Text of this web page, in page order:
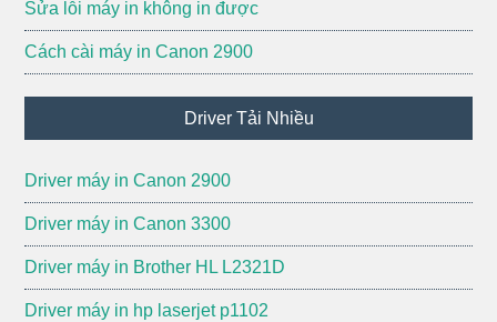
Sửa lỗi máy in không in được
Cách cài máy in Canon 2900
Driver Tải Nhiều
Driver máy in Canon 2900
Driver máy in Canon 3300
Driver máy in Brother HL L2321D
Driver máy in hp laserjet p1102